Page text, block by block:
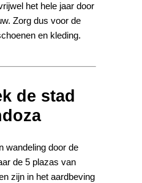
het hele jaar door
Zorg dus voor de
en kleding.
de stad
wandeling door de
de 5 plazas van
zijn in het aardbeving